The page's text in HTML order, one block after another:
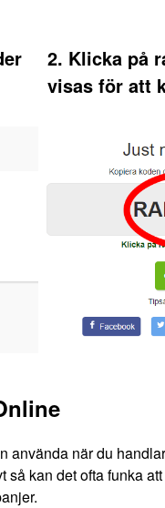
2. Klicka på
visas för att
använda när du
kan det ofta funka